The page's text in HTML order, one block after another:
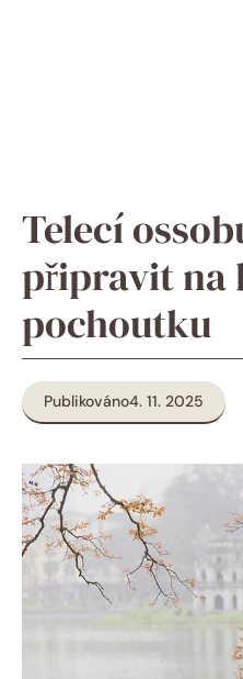
Telecí
připravit na
pochoutku
Publikováno4. 11. 2025